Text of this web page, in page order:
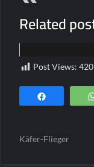
Related
Post Views: 420
Käfer-Flieger